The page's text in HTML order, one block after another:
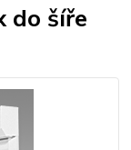
do šíře